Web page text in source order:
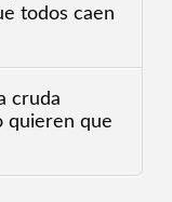
todos caen
cruda
quieren que